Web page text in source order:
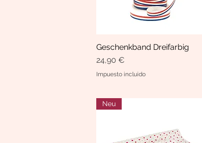
Vista rápida
Geschenkband Dreifarbig
Precio
24,90 €
Impuesto incluido
Neu